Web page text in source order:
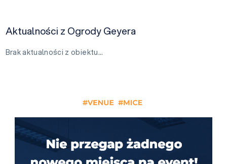
Aktualności z Ogrody Geyera
Brak aktualności z obiektu…